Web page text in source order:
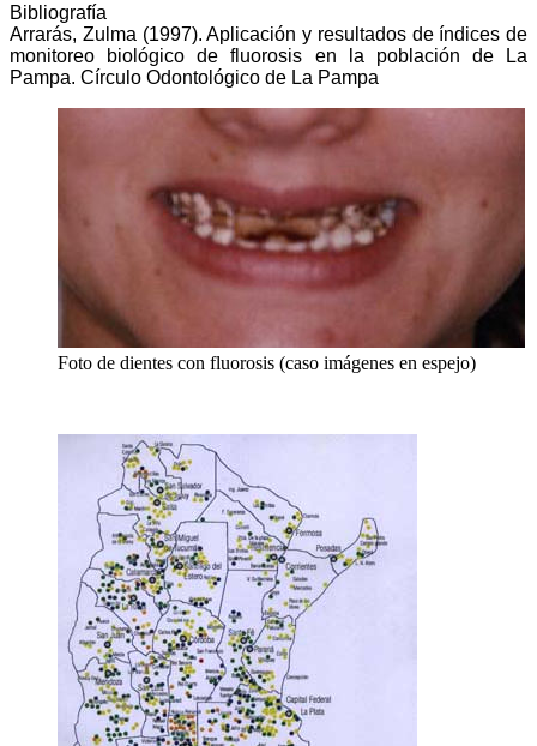
Bibliografía
Arrarás, Zulma (1997). Aplicación y resultados de índices de
monitoreo biológico de fluorosis en la población de La
Pampa. Círculo Odontológico de La Pampa
Foto de dientes con fluorosis (caso imágenes en espejo)